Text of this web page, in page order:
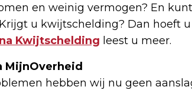
en weinig vermogen? En
u kwijtschelding? Dan hoeft
Kwijtschelding leest u meer.
MijnOverheid
hebben wij nu geen